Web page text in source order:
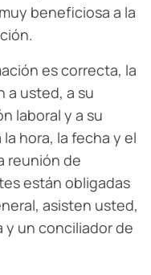
beneficiosa a la
es correcta, la
a usted, a su
laboral y a su
hora, la fecha y el
reunión de
están obligadas
asisten usted,
y un conciliador de